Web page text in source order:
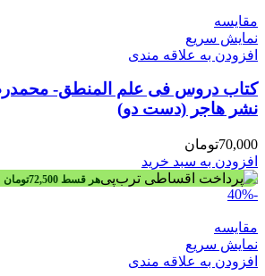
مقايسه
نمایش سریع
افزودن به علاقه مندی
کتاب دروس فی علم المنطق-
نشر هاجر (دست دو)
70,000تومان
افزودن به سبد خرید
هر قسط 72,500تومان
-40%
مقايسه
نمایش سریع
افزودن به علاقه مندی